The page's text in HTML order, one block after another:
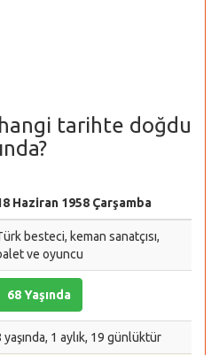
tarihte doğdu
Haziran 1958 Çarşamba
besteci, keman sanatçısı,
ve oyuncu
68 Yaşında
1 aylık, 19 günlüktür